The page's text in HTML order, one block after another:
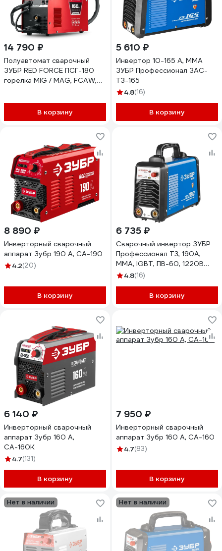
14 790 ₽
Полуавтомат сварочный
ЗУБР RED FORCE ПСГ-180
горелка MIG / MAG, FCAW,
В корзину
5 610 ₽
Инвертор 10-165 А, ММА
ЗУБР Профессионал ЗАС-
Т3-165
4.8(16)
В корзину
8 890 ₽
Инверторный сварочный
аппарат Зубр 190 А, СА-190
4.2(20)
В корзину
6 735 ₽
Сварочный инвертор ЗУБР
Профессионал T3, 190А,
MMA, IGBT, ПВ-60, 1220В
мин 180В ЗАС-Т3-190
4.8(16)
В корзину
6 140 ₽
Инверторный сварочный
аппарат Зубр 160 А,
СА-160К
4.7(131)
В корзину
7 950 ₽
Инверторный сварочный
аппарат Зубр 160 А, СА-160
4.7(83)
В корзину
Нет в наличии Нет в наличии